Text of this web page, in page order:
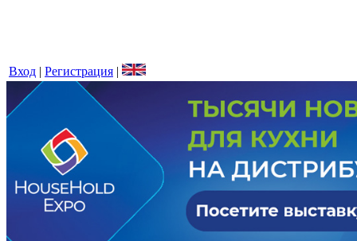
Вход | Регистрация |